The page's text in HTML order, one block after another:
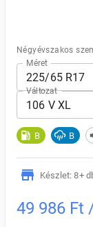
Négyévszakos
Méret
225/65 R17
Változat
106 V XL
B B
Készlet: 8+
49 986 Ft